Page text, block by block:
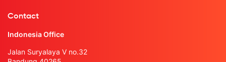
Contact
Indonesia Office
Jalan Suryalaya V no.32